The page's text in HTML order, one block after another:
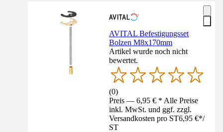
AVITAL Befestigungsset
Bolzen M8x170mm
Artikel wurde noch nicht
bewertet.
(0)
Preis — 6,95 € * Alle Preise
inkl. MwSt. und ggf. zzgl.
Versandkosten pro ST6,95 €*/
ST